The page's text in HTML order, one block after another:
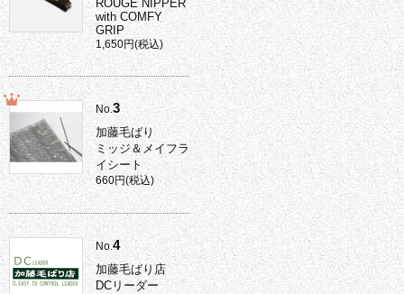
ROUGE NIPPER
with COMFY
GRIP
1,650円(税込)
No.3
加藤毛ばり
ミッジ＆メイフラ
イシート
660円(税込)
No.4
加藤毛ばり店
DCリーダー